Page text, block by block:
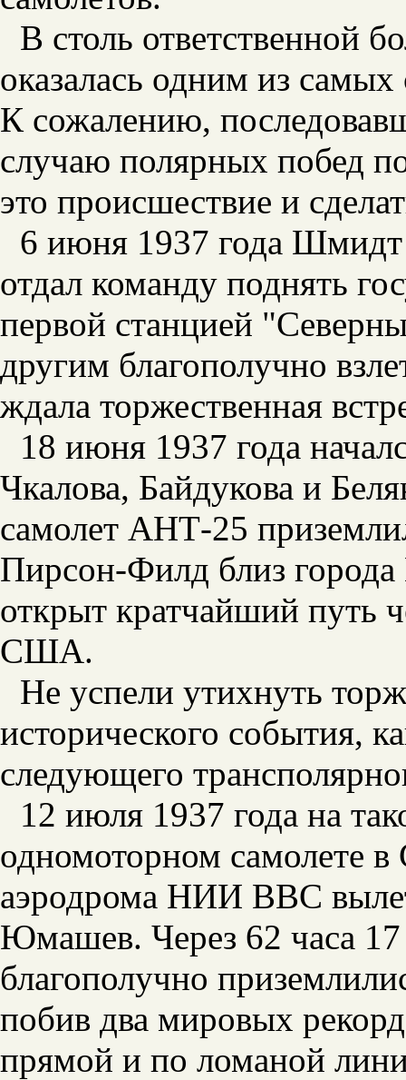
В столь ответственной
оказалась одним из
К сожалению,
случаю полярных побед
это происшествие и
6 июня 1937 года Шмидт
отдал команду поднять
первой станцией
другим благополучно
ждала торжественная
18 июня 1937 года
Чкалова, Байдукова и
самолет АНТ-25
Пирсон-Филд близ
открыт кратчайший путь
США.
Не успели утихнуть
исторического события,
следующего
12 июля 1937 года на
одномоторном самолете
аэродрома НИИ ВВС
Юмашев. Через 62 часа
благополучно
побив два мировых
прямой и по ломаной